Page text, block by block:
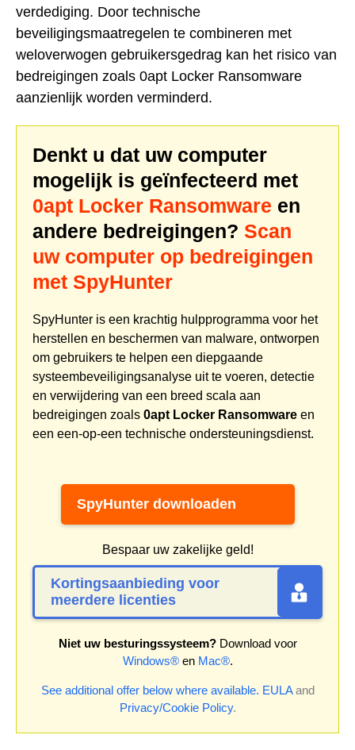
verdediging. Door technische
beveiligingsmaatregelen te combineren met
weloverwogen gebruikersgedrag kan het risico van
bedreigingen zoals 0apt Locker Ransomware
aanzienlijk worden verminderd.
Denkt u dat uw computer
mogelijk is geïnfecteerd met
0apt Locker Ransomware en
andere bedreigingen? Scan
uw computer op bedreigingen
met SpyHunter
SpyHunter is een krachtig hulpprogramma voor het
herstellen en beschermen van malware, ontworpen
om gebruikers te helpen een diepgaande
systeembeveiligingsanalyse uit te voeren, detectie
en verwijdering van een breed scala aan
bedreigingen zoals 0apt Locker Ransomware en
een een-op-een technische ondersteuningsdienst.
SpyHunter downloaden
Bespaar uw zakelijke geld!
Kortingsaanbieding voor
meerdere licenties
Niet uw besturingssysteem?Download voor
Windows®en Mac®.
See additional offer below where available. EULAand
Privacy/Cookie Policy.